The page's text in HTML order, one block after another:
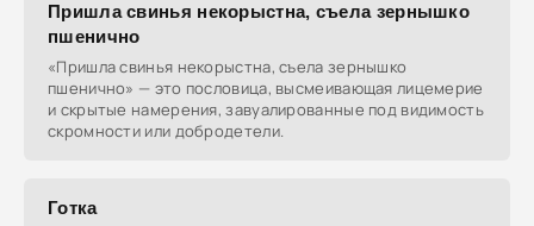
Пришла свинья некорыстна, съела зернышко
пшенично
«Пришла свинья некорыстна, съела зернышко
пшенично» — это пословица, высмеивающая лицемерие
и скрытые намерения, завуалированные под видимость
скромности или добродетели.
Готка